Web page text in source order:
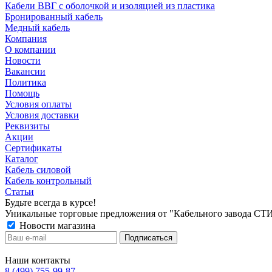
Кабели ВВГ с оболочкой и изоляцией из пластика
Бронированный кабель
Медный кабель
Компания
О компании
Новости
Вакансии
Политика
Помощь
Условия оплаты
Условия доставки
Реквизиты
Акции
Сертификаты
Каталог
Кабель силовой
Кабель контрольный
Статьи
Будьте всегда в курсе!
Уникальные торговые предложения от "Кабельного завода
Новости магазина
Наши контакты